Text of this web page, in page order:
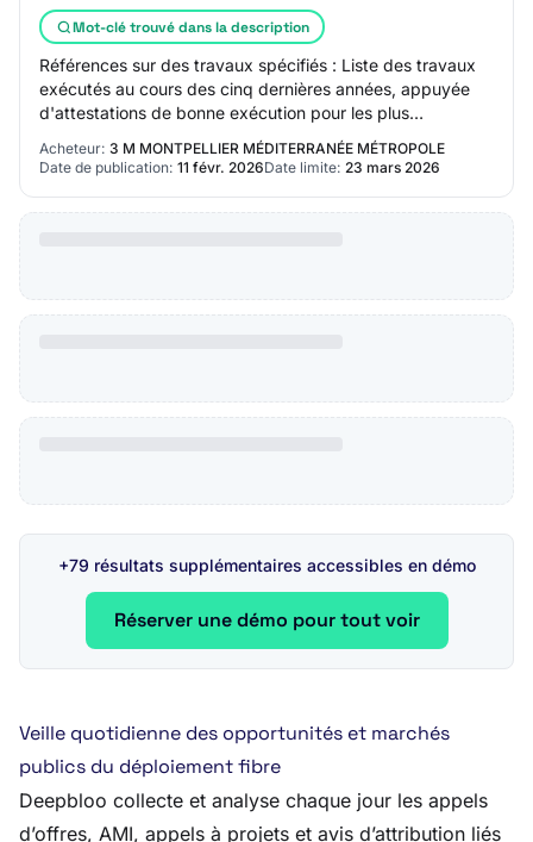
Mot-clé trouvé dans la description
Références sur des travaux spécifiés : Liste des travaux
exécutés au cours des cinq dernières années, appuyée
d'attestations de bonne exécution pour les plus
importants (montant, époque, lieu d'exécu…
Acheteur: 3 M MONTPELLIER MÉDITERRANÉE MÉTROPOLE
Date de publication: 11 févr. 2026Date limite: 23 mars 2026
+79 résultats supplémentaires accessibles en démo
Réserver une démo pour tout voir
Veille quotidienne des opportunités et marchés
publics du déploiement fibre
Deepbloo collecte et analyse chaque jour les appels
d’offres, AMI, appels à projets et avis d’attribution liés